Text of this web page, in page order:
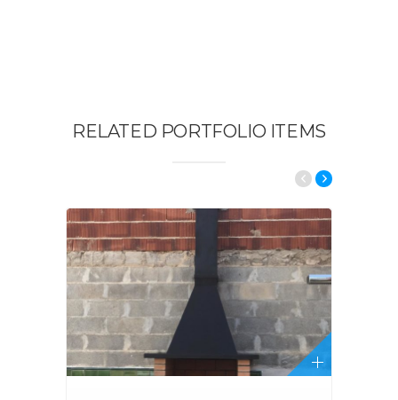
RELATED PORTFOLIO ITEMS